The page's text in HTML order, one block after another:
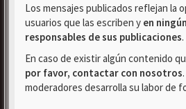
Los mensajes publicados reflejan la
usuarios que las escriben y en
responsables de sus publicaciones.
En caso de existir algún contenido
por favor, contactar con nosotros
moderadores desarrolla su labor de